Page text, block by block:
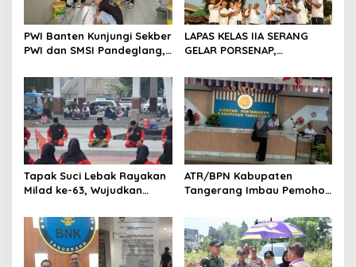
s
PWI Banten Kunjungi Sekber
PWI dan SMSI Pandeglang,
Konferensi Organisasi
LAPAS KELAS IIA SERANG
GELAR PORSENAP,
DAN KEBERSAMAAN
Tapak Suci Lebak Rayakan
Milad ke-63, Wujudkan
Menuju Kancah Dunia
ATR/BPN Kabupaten
Tangerang Imbau Pemohon
Berkas Mandek